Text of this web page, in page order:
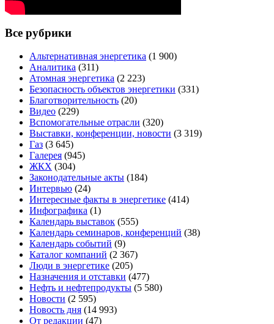
Все рубрики
Альтернативная энергетика (1 900)
Аналитика (311)
Атомная энергетика (2 223)
Безопасность объектов энергетики (331)
Благотворительность (20)
Видео (229)
Вспомогательные отрасли (320)
Выставки, конференции, новости (3 319)
Газ (3 645)
Галерея (945)
ЖКХ (304)
Законодательные акты (184)
Интервью (24)
Интересные факты в энергетике (414)
Инфографика (1)
Календарь выставок (555)
Календарь семинаров, конференций (38)
Календарь событий (9)
Каталог компаний (2 367)
Люди в энергетике (205)
Назначения и отставки (477)
Нефть и нефтепродукты (5 580)
Новости (2 595)
Новость дня (14 993)
От редакции (47)